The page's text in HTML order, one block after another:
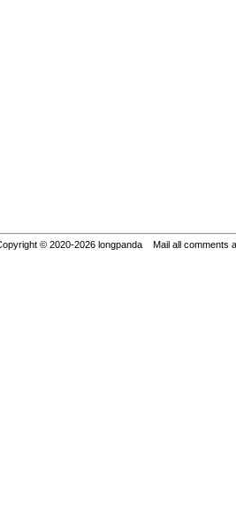
© 2020-2026 longpanda Mail all comments